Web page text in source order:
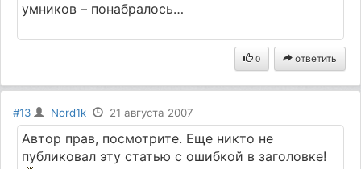
умников – понабралось…
0 ответить
#13 Nord1k 21 августа 2007
Автор прав, посмотрите. Еще никто не
публиковал эту статью с ошибкой в заголовке!